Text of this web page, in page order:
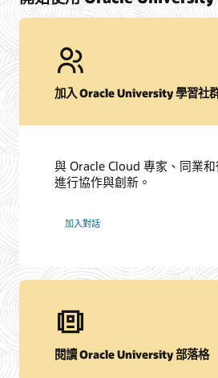
加入 Oracle University 學習社
與 Oracle Cloud 專家、同業和
進行協作與創新。
加入對話
閱讀 Oracle University 部落格